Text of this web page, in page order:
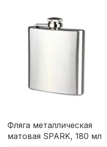
Фляга металлическая
матовая SPARK, 180 мл